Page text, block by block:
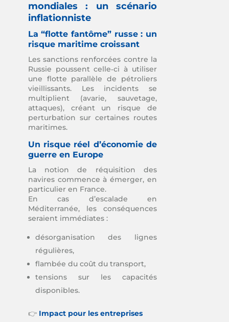
mondiales : un scénario
inflationniste
La “flotte fantôme” russe : un
risque maritime croissant
Les sanctions renforcées contre la
Russie poussent celle‑ci à utiliser
une flotte parallèle de pétroliers
vieillissants. Les incidents se
multiplient (avarie, sauvetage,
attaques), créant un risque de
perturbation sur certaines routes
maritimes.
Un risque réel d’économie de
guerre en Europe
La notion de réquisition des
navires commence à émerger, en
particulier en France.
En cas d’escalade en
Méditerranée, les conséquences
seraient immédiates :
désorganisation des lignes
régulières,
flambée du coût du transport,
tensions sur les capacités
disponibles.
👉 Impact pour les entreprises